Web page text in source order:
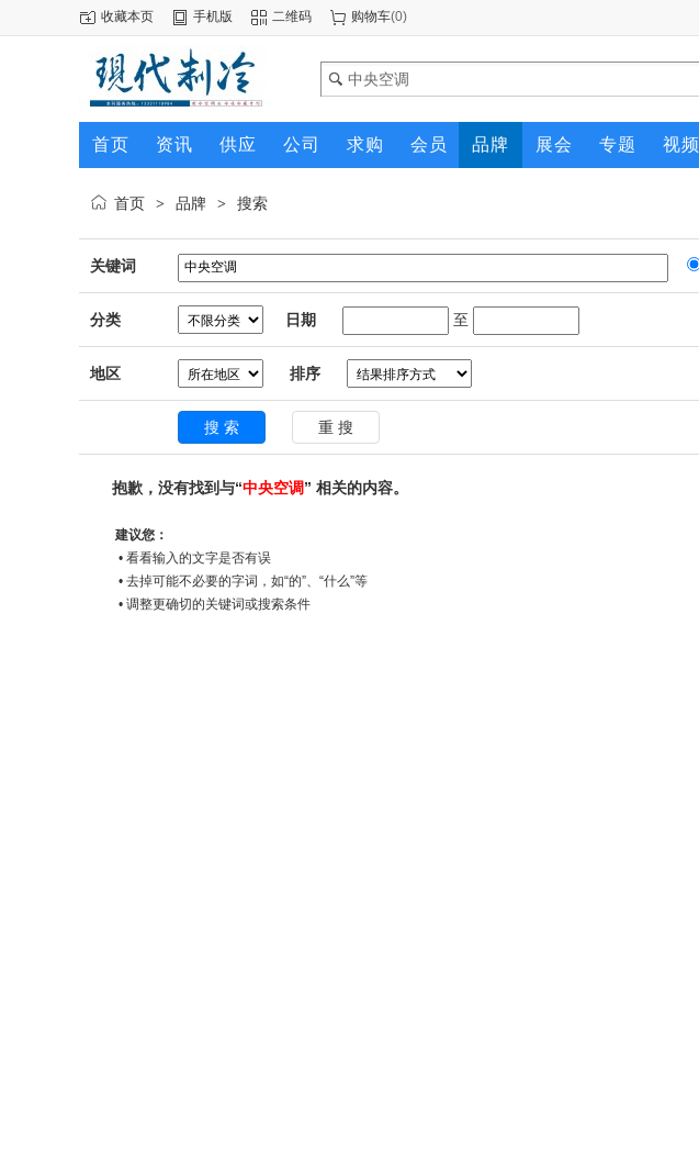
收藏本页 手机版 二维码 购物车(0)
首页 资讯 供应 公司 求购 会员 品牌 展会 专题 视频
首页 > 品牌 > 搜索
关键词
分类 日期 至
地区 排序
抱歉，没有找到与“中央空调” 相关的内容。
建议您：
• 看看输入的文字是否有误
• 去掉可能不必要的字词，如“的”、“什么”等
• 调整更确切的关键词或搜索条件